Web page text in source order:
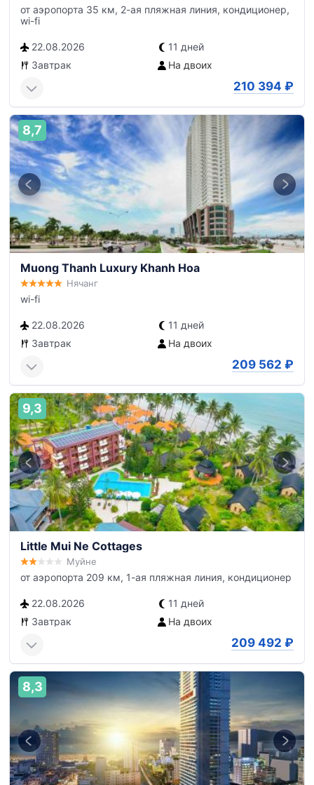
от аэропорта 35 км, 2-ая пляжная линия, кондиционер,
wi-fi
22.08.2026
11 дней
Завтрак
На двоих
210 394 ₽
8,7
Muong Thanh Luxury Khanh Hoa
Нячанг
wi-fi
22.08.2026
11 дней
Завтрак
На двоих
209 562 ₽
9,3
Little Mui Ne Cottages
Муйне
от аэропорта 209 км, 1-ая пляжная линия, кондиционер
22.08.2026
11 дней
Завтрак
На двоих
209 492 ₽
8,3